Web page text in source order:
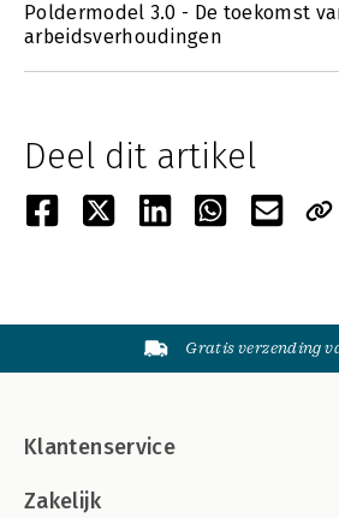
Poldermodel 3.0 - De toekomst
arbeidsverhoudingen
Deel dit artikel
Gratis verzending
Klantenservice
Zakelijk